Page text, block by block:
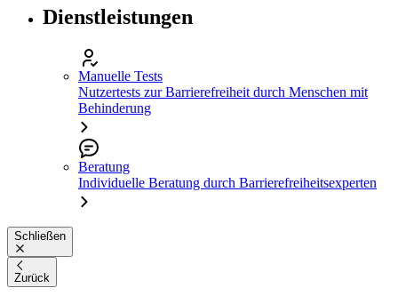
Dienstleistungen
Manuelle Tests
Nutzertests zur Barrierefreiheit durch Menschen mit
Behinderung
Beratung
Individuelle Beratung durch Barrierefreiheitsexperten
Schließen
Zurück